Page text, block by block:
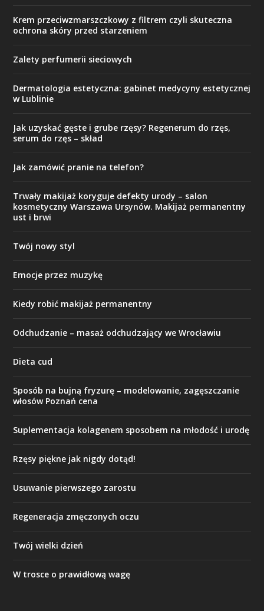
Krem przeciwzmarszczkowy z filtrem czyli skuteczna
ochrona skóry przed starzeniem
Zalety perfumerii sieciowych
Dermatologia estetyczna: gabinet medycyny estetycznej
w Lublinie
Jak uzyskać gęste i grube rzęsy? Regenerum do rzęs,
serum do rzęs – skład
Jak zamówić pranie na telefon?
Trwały makijaż koryguje defekty urody – salon
kosmetyczny Warszawa Ursynów. Makijaż permanentny
ust i brwi
Twój nowy styl
Emocje przez muzykę
Kiedy robić makijaż permanentny
Odchudzanie – masaż odchudzający we Wrocławiu
Dieta cud
Sposób na bujną fryzurę – modelowanie, zagęszczanie
włosów Poznań cena
Suplementacja kolagenem sposobem na młodość i urodę
Rzęsy piękne jak nigdy dotąd!
Usuwanie pierwszego zarostu
Regeneracja zmęczonych oczu
Twój wielki dzień
W trosce o prawidłową wagę